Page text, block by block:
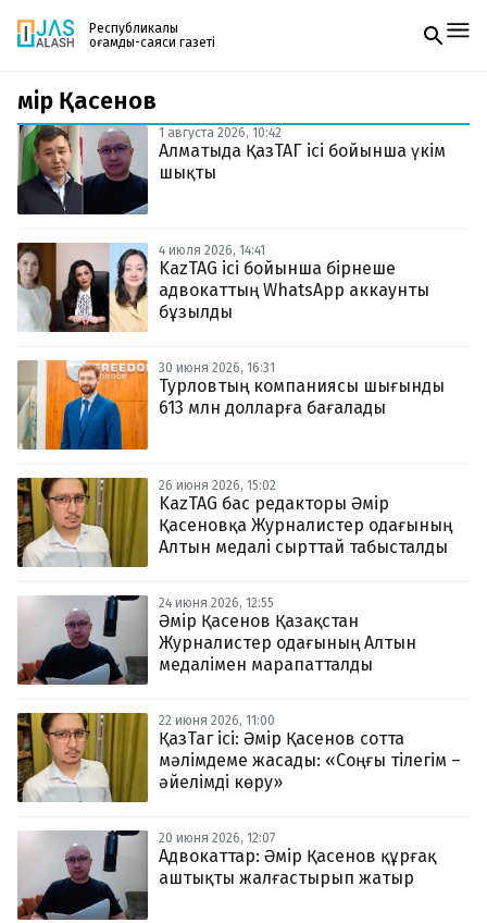
Республикалық
қоғамдық-саяси газеті
Жаңалықтар
Спорт
Live
Руханият
Аймақ
Архив
Заң және тәртіп
Редакциямен байланыс
+7 708 604 51 06
Жарнама бөлімі
Пошта
zhasalash100@gmail.com
Газетке жазылу
PDF форматтағы газетті ай сайын электронды
поштаңызға алып отырыңыз. Жаңа нөмір
шыққан сәтте сізге бірден жіберіледі. Тек email
Әмір Қасенов
1 августа 2026, 10:42
Алматыда ҚазТАГ ісі бойынша үкім
шықты
4 июля 2026, 14:41
KazTAG ісі бойынша бірнеше
адвокаттың WhatsApp аккаунты
бұзылды
30 июня 2026, 16:31
Турловтың компаниясы шығынды
613 млн долларға бағалады
26 июня 2026, 15:02
KazTAG бас редакторы Әмір
Қасеновқа Журналистер одағының
Алтын медалі сырттай табысталды
24 июня 2026, 12:55
Әмір Қасенов Қазақстан
Журналистер одағының Алтын
медалімен марапатталды
22 июня 2026, 11:00
ҚазТаг ісі: Әмір Қасенов сотта
мәлімдеме жасады: «Соңғы тілегім –
әйелімді көру»
20 июня 2026, 12:07
Адвокаттар: Әмір Қасенов құрғақ
аштықты жалғастырып жатыр